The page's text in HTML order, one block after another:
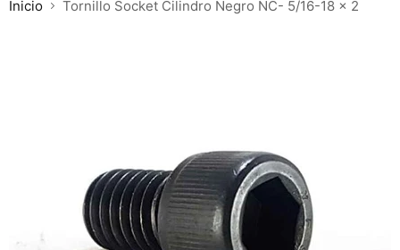
Inicio Tornillo Socket Cilindro Negro NC- 5/16-18 x 2